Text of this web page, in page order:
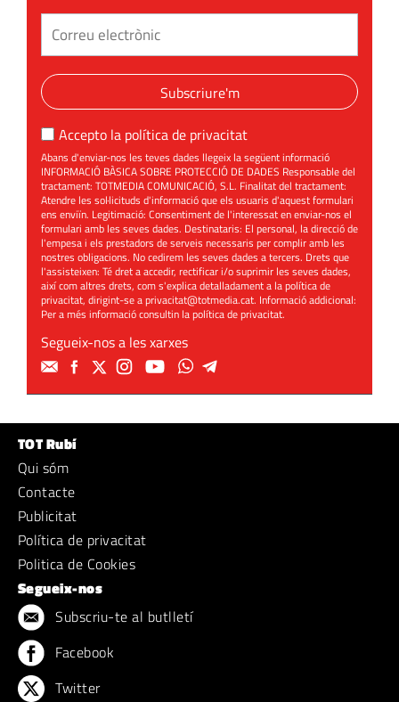
Subscriure'm
Accepto la política de privacitat
Abans d'enviar-nos les teves dades llegeix la següent informació
INFORMACIÓ BÀSICA SOBRE PROTECCIÓ DE DADES Responsable del
tractament: TOTMEDIA COMUNICACIÓ, S.L. Finalitat del tractament:
Atendre les sol·licituds d'informació que els usuaris d'aquest formulari
ens enviïn. Legitimació: Consentiment de l'interessat en enviar-nos el
formulari amb les seves dades. Destinataris: El personal, la direcció de
l'empesa i els prestadors de serveis necessaris per complir amb les
nostres obligacions. No cedirem les seves dades a tercers. Drets que
l'assisteixen: Té dret a accedir, rectificar i/o suprimir les seves dades,
així com altres drets, com s'explica detalladament a la política de
privacitat, dirigint-se aprivacitat@totmedia.cat. Informació addicional:
Per a més informació consultin lapolítica de privacitat.
Segueix-nos a les xarxes
TOT Rubí
Qui sóm
Contacte
Publicitat
Política de privacitat
Politica de Cookies
Segueix-nos
Subscriu-te al butlletí
Facebook
Twitter